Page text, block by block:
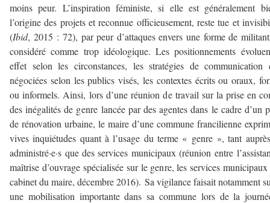
moins peur. L’inspiration féministe, si elle est généralement
l’origine des projets et reconnue officieusement, reste tue et
(Ibid, 2015 : 72), par peur d’attaques envers une forme de
considéré comme trop idéologique. Les positionnements
effet selon les circonstances, les stratégies de communication
négociées selon les publics visés, les contextes écrits ou oraux,
ou informels. Ainsi, lors d’une réunion de travail sur la prise en
des inégalités de genre lancée par des agentes dans le cadre d’un
de rénovation urbaine, le maire d’une commune francilienne
vives inquiétudes quant à l’usage du terme « genre », tant
administré·e·s que des services municipaux (réunion entre
maîtrise d’ouvrage spécialisée sur le genre, les services
cabinet du maire, décembre 2016). Sa vigilance faisait notamment
une mobilisation importante dans sa commune lors de la